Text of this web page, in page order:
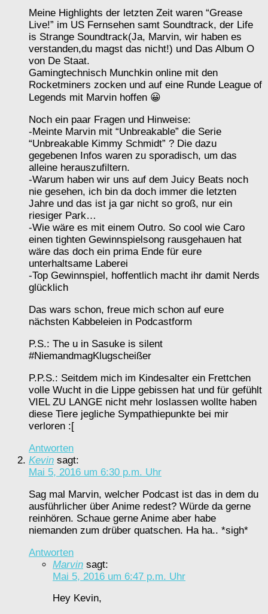
Meine Highlights der letzten Zeit waren “Grease
Live!” im US Fernsehen samt Soundtrack, der Life
is Strange Soundtrack(Ja, Marvin, wir haben es
verstanden,du magst das nicht!) und Das Album O
von De Staat.
Gamingtechnisch Munchkin online mit den
Rocketminers zocken und auf eine Runde League of
Legends mit Marvin hoffen 😀
Noch ein paar Fragen und Hinweise:
-Meinte Marvin mit “Unbreakable” die Serie
“Unbreakable Kimmy Schmidt” ? Die dazu
gegebenen Infos waren zu sporadisch, um das
alleine herauszufiltern.
-Warum haben wir uns auf dem Juicy Beats noch
nie gesehen, ich bin da doch immer die letzten
Jahre und das ist ja gar nicht so groß, nur ein
riesiger Park…
-Wie wäre es mit einem Outro. So cool wie Caro
einen tighten Gewinnspielsong rausgehauen hat
wäre das doch ein prima Ende für eure
unterhaltsame Laberei
-Top Gewinnspiel, hoffentlich macht ihr damit Nerds
glücklich
Das wars schon, freue mich schon auf eure
nächsten Kabbeleien in Podcastform
P.S.: The u in Sasuke is silent
#NiemandmagKlugscheißer
P.P.S.: Seitdem mich im Kindesalter ein Frettchen
volle Wucht in die Lippe gebissen hat und für gefühlt
VIEL ZU LANGE nicht mehr loslassen wollte haben
diese Tiere jegliche Sympathiepunkte bei mir
verloren :[
Antworten
Kevin sagt:
Mai 5, 2016 um 6:30 p.m. Uhr
Sag mal Marvin, welcher Podcast ist das in dem du
ausführlicher über Anime redest? Würde da gerne
reinhören. Schaue gerne Anime aber habe
niemanden zum drüber quatschen. Ha ha.. *sigh*
Antworten
Marvin sagt:
Mai 5, 2016 um 6:47 p.m. Uhr
Hey Kevin,